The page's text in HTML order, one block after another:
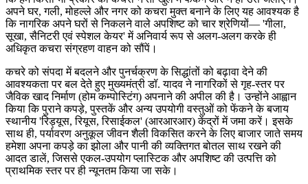
अपने घर, गली, मोहल्ले और नगर को कचरा मुक्त बनाने के लिए यह आवश्यक है
कि नागरिक अपने घरों से निकलने वाले अपशिष्ट को चार श्रेणियों— 'गीला,
सूखा, सैनिटरी एवं स्पेशल केयर' में अनिवार्य रूप से अलग-अलग करके ही
अधिकृत कचरा संग्रहण वाहन को सौंपें।
कचरे को संपदा में बदलने और पुनर्चक्रण के सिद्धांतों को बढ़ावा देने की
आवश्यकता पर बल देते हुए मुख्यमंत्री डॉ. यादव ने नागरिकों से गृह-स्तर पर
जैविक खाद निर्माण (होम कम्पोस्टिंग) अपनाने की अपील की है। उन्होंने आह्वान
किया कि पुराने कपड़े, पुस्तकें और अन्य उपयोगी वस्तुओं को फेंकने के बजाय
स्थानीय 'रिड्यूस, रियूस, रिसाईकल' (आरआरआर) केंद्रों में जमा करें। इसके
साथ ही, पर्यावरण अनुकूल जीवन शैली विकसित करने के लिए बाजार जाते समय
हमेशा अपना कपड़े का झोला और पानी की व्यक्तिगत बोतल साथ रखने की
आदत डालें, जिससे एकल-उपयोग प्लास्टिक और अपशिष्ट की उत्पत्ति को
प्राथमिक स्तर पर ही न्यूनतम किया जा सके।